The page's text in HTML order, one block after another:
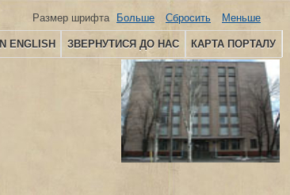
IN ENGLISH ЗВЕРНУТИСЯ ДО НАС КАРТА ПОРТАЛУ
Размер шрифта Больше Сбросить Меньше